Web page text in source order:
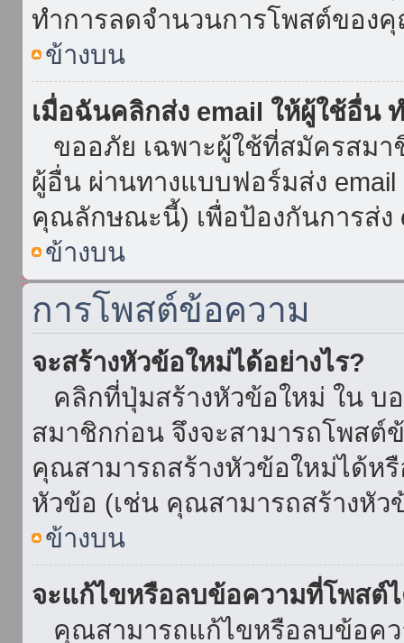
ทำการลดจำนวนการโพสต์ของ
ข้างบน
เมื่อฉันคลิกส่ง email ให้ผู้ใช้อื่น
ขออภัย เฉพาะผู้ใช้ที่สมัครสมา
ผู้อื่น ผ่านทางแบบฟอร์มส่ง
คุณลักษณะนี้) เพื่อป้องกันการส่ง
ข้างบน
การโพสต์ข้อความ
จะสร้างหัวข้อใหม่ได้อย่างไร?
คลิกที่ปุ่มสร้างหัวข้อใหม่ ใน บ
สมาชิกก่อน จึงจะสามารถโพส
คุณสามารถสร้างหัวข้อใหม่ได้ห
หัวข้อ (เช่น คุณสามารถสร้างหั
ข้างบน
จะแก้ไขหรือลบข้อความที่โพสต์ไ
คุณสามารถแก้ไขหรือลบข้อคว